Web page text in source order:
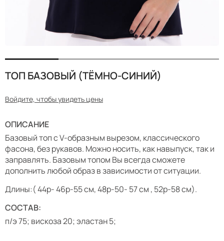
ТОП БАЗОВЫЙ (ТЁМНО-СИНИЙ)
Войдите, чтобы увидеть цены
ОПИСАНИЕ
Базовый топ с V-образным вырезом, классического
фасона, без рукавов. Можно носить, как навыпуск, так и
заправлять. Базовым топом Вы всегда сможете
дополнить любой образ в зависимости от ситуации.
Длины:( 44р- 46р-55 см, 48р-50- 57 см , 52р-58 см).
СОСТАВ:
п/э 75; вискоза 20; эластан 5;